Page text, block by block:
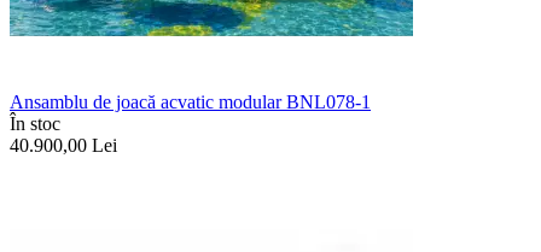
Ansamblu de joacă acvatic modular BNL078-1
În stoc
40.900,00 Lei